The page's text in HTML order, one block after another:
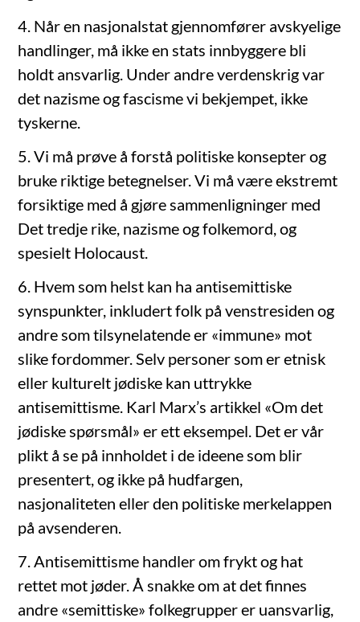
4. Når en nasjonalstat gjennomfører avskyelige
handlinger, må ikke en stats innbyggere bli
holdt ansvarlig. Under andre verdenskrig var
det nazisme og fascisme vi bekjempet, ikke
tyskerne.
5. Vi må prøve å forstå politiske konsepter og
bruke riktige betegnelser. Vi må være ekstremt
forsiktige med å gjøre sammenligninger med
Det tredje rike, nazisme og folkemord, og
spesielt Holocaust.
6. Hvem som helst kan ha antisemittiske
synspunkter, inkludert folk på venstresiden og
andre som tilsynelatende er «immune» mot
slike fordommer. Selv personer som er etnisk
eller kulturelt jødiske kan uttrykke
antisemittisme. Karl Marx’s artikkel «Om det
jødiske spørsmål» er ett eksempel. Det er vår
plikt å se på innholdet i de ideene som blir
presentert, og ikke på hudfargen,
nasjonaliteten eller den politiske merkelappen
på avsenderen.
7. Antisemittisme handler om frykt og hat
rettet mot jøder. Å snakke om at det finnes
andre «semittiske» folkegrupper er uansvarlig,